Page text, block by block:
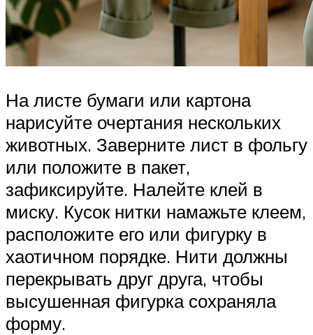
На листе бумаги или картона
нарисуйте очертания нескольких
животных. Заверните лист в фольгу
или положите в пакет,
зафиксируйте. Налейте клей в
миску. Кусок нитки намажьте клеем,
расположите его или фигурку в
хаотичном порядке. Нити должны
перекрывать друг друга, чтобы
высушенная фигурка сохраняла
форму.